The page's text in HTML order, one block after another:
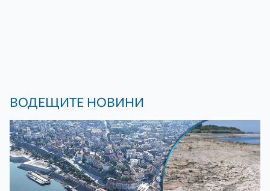
ВОДЕЩИТЕ НОВИНИ